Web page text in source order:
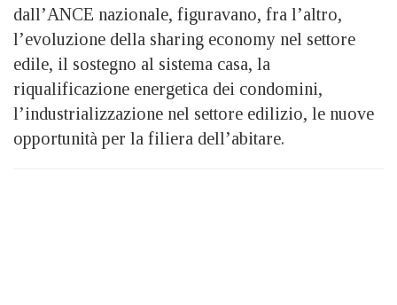
dall’ANCE nazionale, figuravano, fra l’altro,
l’evoluzione della sharing economy nel settore
edile, il sostegno al sistema casa, la
riqualificazione energetica dei condomini,
l’industrializzazione nel settore edilizio, le nuove
opportunità per la filiera dell’abitare.